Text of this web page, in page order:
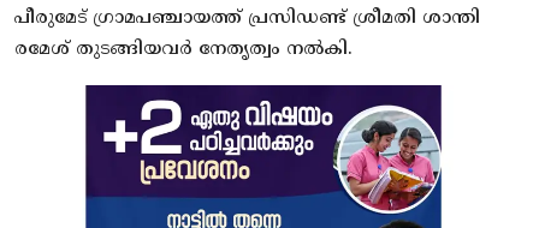
പീരുമേട് ഗ്രാമപഞ്ചായത്ത് പ്രസിഡണ്ട് ശ്രീമതി ശാന്തി
രമേശ് തുടങ്ങിയവർ നേതൃത്വം നൽകി.